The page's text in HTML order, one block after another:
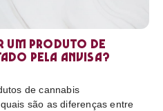
um produto de
pela Anvisa?
de cannabis
são as diferenças entre